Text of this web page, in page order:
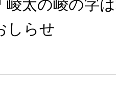
崚太の崚の字
しらせ